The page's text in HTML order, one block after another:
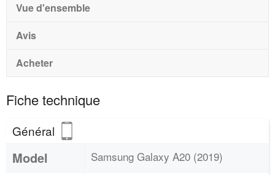
Vue d'ensemble
Avis
Acheter
Fiche technique
Général
Model Samsung Galaxy A20 (2019)